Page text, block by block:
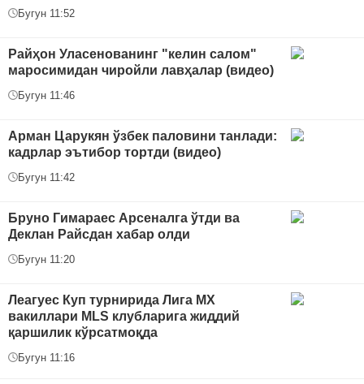
Бугун 11:52
Райҳон Уласенованинг "келин салом"
маросимидан чиройли лавҳалар (видео)
Бугун 11:46
Арман Царукян ўзбек паловини танлади:
кадрлар эътибор тортди (видео)
Бугун 11:42
Бруно Гимараес Арсеналга ўтди ва
Деклан Райсдан хабар олди
Бугун 11:20
Леагуес Куп турнирида Лига МХ
вакиллари MLS клубларига жиддий
қаршилик кўрсатмоқда
Бугун 11:16